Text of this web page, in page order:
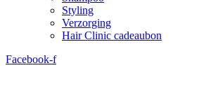
Styling
Verzorging
Hair Clinic cadeaubon
Facebook-f